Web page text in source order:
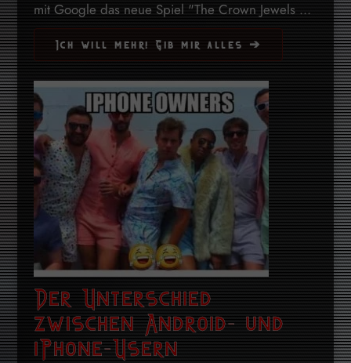
mit Google das neue Spiel "The Crown Jewels ...
Ich will mehr! Gib mir alles ➔
Der Unterschied
zwischen Android- und
iPhone-Usern